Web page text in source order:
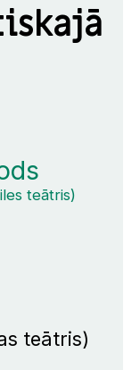
teātris)
teātris)